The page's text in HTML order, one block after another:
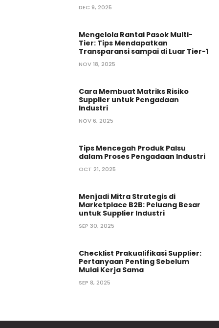
DEC 9, 2025
Mengelola Rantai Pasok Multi-
Tier: Tips Mendapatkan
Transparansi sampai di Luar Tier-1
NOV 18, 2025
Cara Membuat Matriks Risiko
Supplier untuk Pengadaan
Industri
NOV 6, 2025
Tips Mencegah Produk Palsu
dalam Proses Pengadaan Industri
OCT 21, 2025
Menjadi Mitra Strategis di
Marketplace B2B: Peluang Besar
untuk Supplier Industri
SEP 30, 2025
Checklist Prakualifikasi Supplier:
Pertanyaan Penting Sebelum
Mulai Kerja Sama
SEP 8, 2025